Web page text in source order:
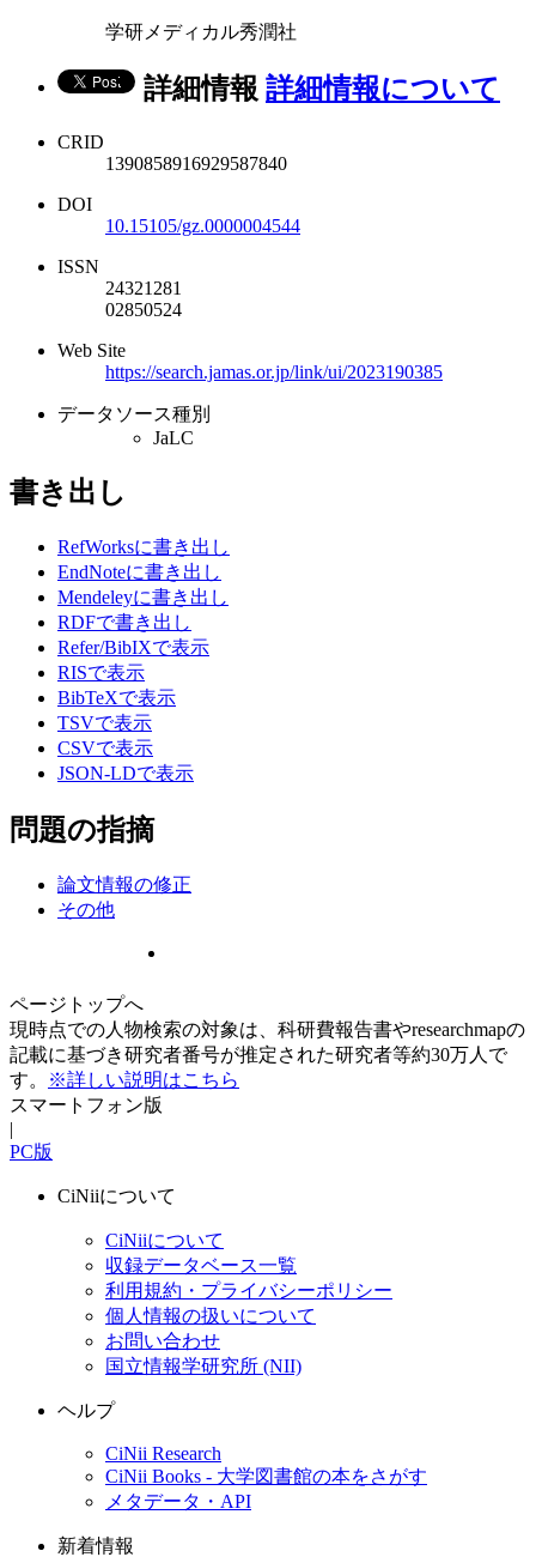
学研メディカル秀潤社
詳細情報 詳細情報について
CRID
1390858916929587840
DOI
10.15105/gz.0000004544
ISSN
24321281
02850524
Web Site
https://search.jamas.or.jp/link/ui/2023190385
データソース種別
JaLC
書き出し
RefWorksに書き出し
EndNoteに書き出し
Mendeleyに書き出し
RDFで書き出し
Refer/BibIXで表示
RISで表示
BibTeXで表示
TSVで表示
CSVで表示
JSON-LDで表示
問題の指摘
論文情報の修正
その他
ページトップへ
現時点での人物検索の対象は、科研費報告書やresearchmapの
記載に基づき研究者番号が推定された研究者等約30万人で
す。
※詳しい説明はこちら
スマートフォン版
|
PC版
CiNiiについて
CiNiiについて
収録データベース一覧
利用規約・プライバシーポリシー
個人情報の扱いについて
お問い合わせ
国立情報学研究所 (NII)
ヘルプ
CiNii Research
CiNii Books - 大学図書館の本をさがす
メタデータ・API
新着情報